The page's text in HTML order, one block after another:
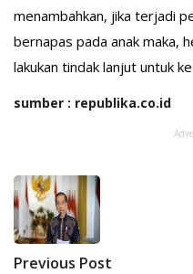
menambahkan, jika terjadi
bernapas pada anak maka,
lakukan tindak lanjut untuk
sumber : republika.co.id
Previous Post